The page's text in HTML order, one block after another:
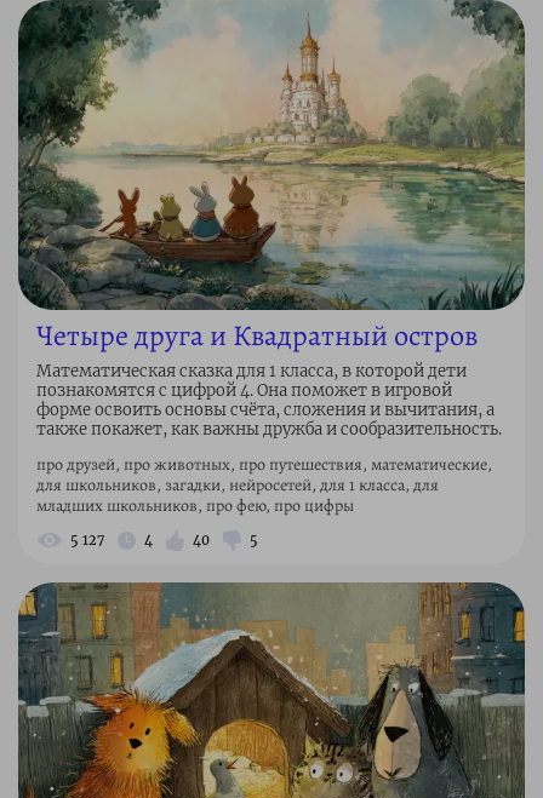
Четыре друга и Квадратный остров
Математическая сказка для 1 класса, в которой дети
познакомятся с цифрой 4. Она поможет в игровой
форме освоить основы счёта, сложения и вычитания, а
также покажет, как важны дружба и сообразительность.
про друзей, про животных, про путешествия, математические,
для школьников, загадки, нейросетей, для 1 класса, для
младших школьников, про фею, про цифры
5 127 4 40 5